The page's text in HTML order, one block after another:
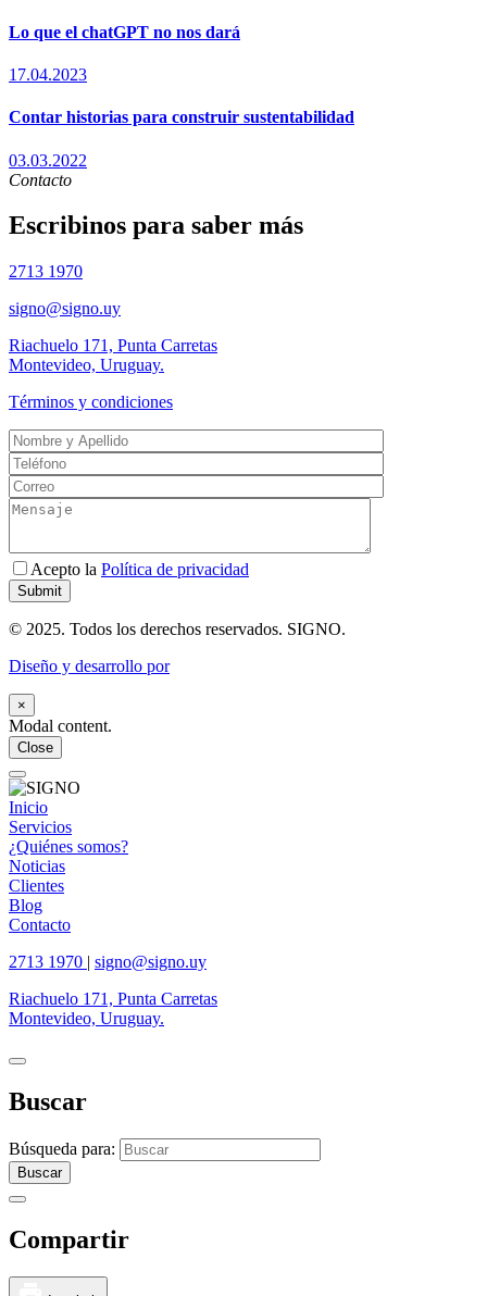
Lo que el chatGPT no nos dará
17.04.2023
Contar historias para construir sustentabilidad
03.03.2022
Contacto
Escribinos para saber más
2713 1970
signo@signo.uy
Riachuelo 171, Punta Carretas
Montevideo, Uruguay.
Términos y condiciones
Acepto la Política de privacidad
© 2025. Todos los derechos reservados. SIGNO.
Diseño y desarrollo por
×
Modal content.
Close
Inicio
Servicios
¿Quiénes somos?
Noticias
Clientes
Blog
Contacto
2713 1970 | signo@signo.uy
Riachuelo 171, Punta Carretas
Montevideo, Uruguay.
Buscar
Búsqueda para:
Buscar
Compartir